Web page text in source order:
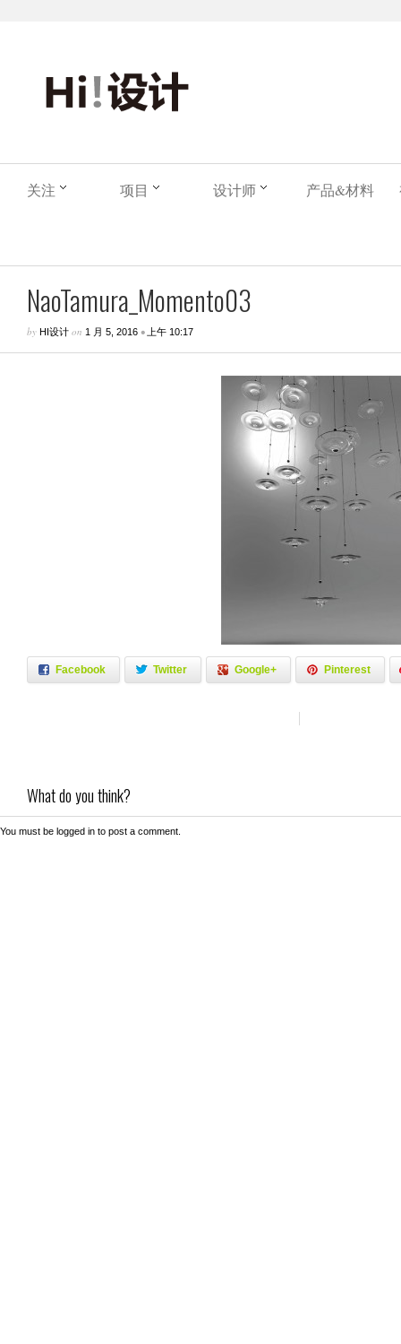
关注 项目 设计师 产品&材料
NaoTamura_Momento03
by HI设计 on 1 月 5, 2016 • 上午 10:17
Facebook Twitter Google+ Pinterest
What do you think?
You must be logged in to post a comment.